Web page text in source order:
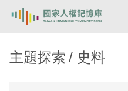
主題探索 史料